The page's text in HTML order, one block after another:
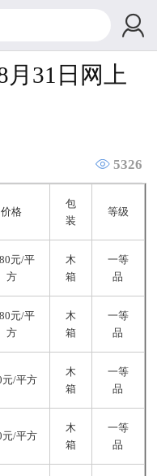

月31日网上
 5326
价格
包
装
等级
元/平
方
木
箱
一等
品
元/平
方
木
箱
一等
品
元/平方
木
箱
一等
品
元/平方
木
箱
一等
品